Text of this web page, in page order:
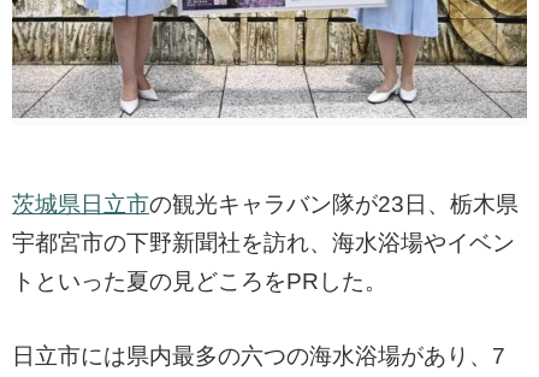
茨城県日立市の観光キャラバン隊が23日、栃木県
宇都宮市の下野新聞社を訪れ、海水浴場やイベン
トといった夏の見どころをPRした。
日立市には県内最多の六つの海水浴場があり、7